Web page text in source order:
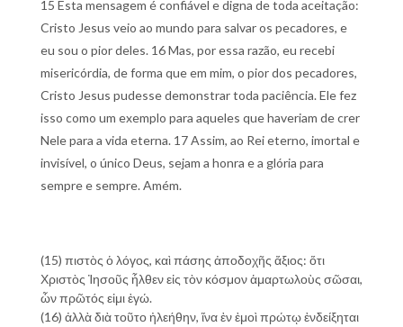
15 Esta mensagem é confiável e digna de toda aceitação:
Cristo Jesus veio ao mundo para salvar os pecadores, e
eu sou o pior deles. 16 Mas, por essa razão, eu recebi
misericórdia, de forma que em mim, o pior dos pecadores,
Cristo Jesus pudesse demonstrar toda paciência. Ele fez
isso como um exemplo para aqueles que haveriam de crer
Nele para a vida eterna. 17 Assim, ao Rei eterno, imortal e
invisível, o único Deus, sejam a honra e a glória para
sempre e sempre. Amém.
(15) πιστὸς ὁ λόγος, καὶ πάσης ἀποδοχῆς ἄξιος: ὅτι
Χριστὸς Ἰησοῦς ἦλθεν εἰς τὸν κόσμον ἁμαρτωλοὺς σῶσαι,
ὧν πρῶτός εἰμι ἐγώ.
(16) ἀλλὰ διὰ τοῦτο ἠλεήθην, ἵνα ἐν ἐμοὶ πρώτῳ ἐνδείξηται